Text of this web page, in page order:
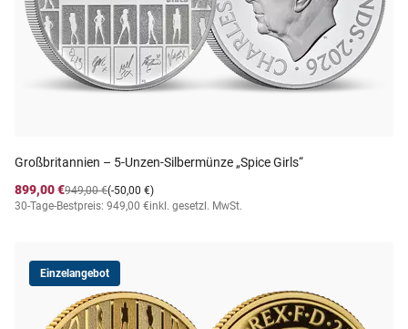
Großbritannien – 5-Unzen-Silbermünze „Spice Girls“
899,00 €
(-50,00 €)
949,00 €
30-Tage-Bestpreis: 949,00 €inkl. gesetzl. MwSt.
Einzelangebot